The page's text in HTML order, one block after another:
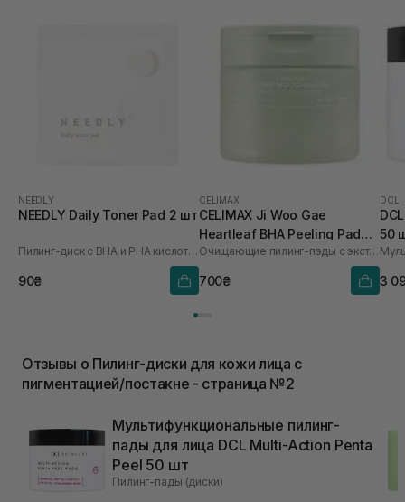
NEEDLY
NEEDLY Daily Toner Pad 2 шт
Пилинг-диск с BHA и PHA кислотами
90₴
CELIMAX
CELIMAX Ji Woo Gae
Heartleaf BHA Peeling Pad
60 шт
Очищающие пилинг-пэды с экстрактом хауттюйнии и BHA кислотами
700₴
DCL
50
3
Отзывы о Пилинг-диски для кожи лица с
пигментацией/постакне - страница №2
Мультифункциональные пилинг-
пады для лица DCL Multi-Action Penta
Peel 50 шт
Пилинг-пады (диски)